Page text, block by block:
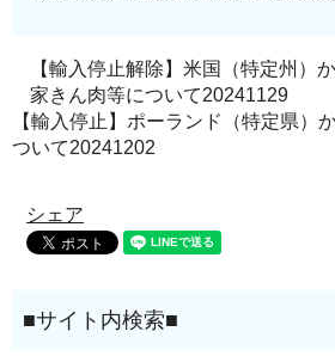
【輸入停止解除】米国（特定州）
家きん肉等について20241129
【輸入停止】ポーランド（特定県）
ついて20241202
シェア